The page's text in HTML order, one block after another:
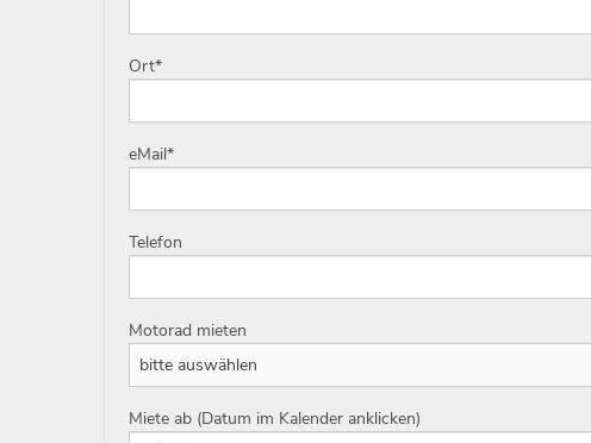
Ort*
eMail*
Telefon
Motorad mieten
Miete ab (Datum im Kalender anklicken)